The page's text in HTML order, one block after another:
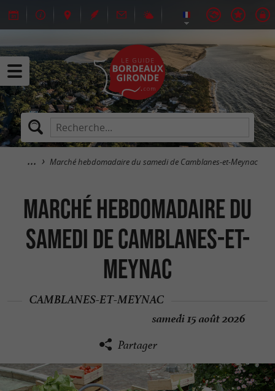
Marché hebdomadaire du samedi de Camblanes-et-Meynac
Marché hebdomadaire du
samedi de Camblanes-et-
Meynac
CAMBLANES-ET-MEYNAC
samedi 15 août 2026
Partager